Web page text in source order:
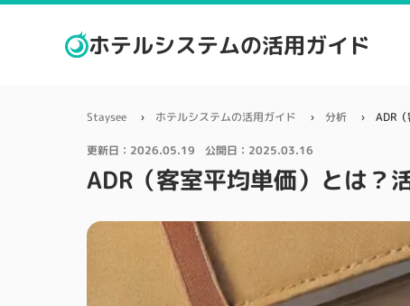
ホテルシステムの活用ガイド
Staysee ホテルシステムの活用ガイド 分析 ADR
更新日： 2026.05.19 公開日： 2025.03.16
ADR（客室平均単価）とは？